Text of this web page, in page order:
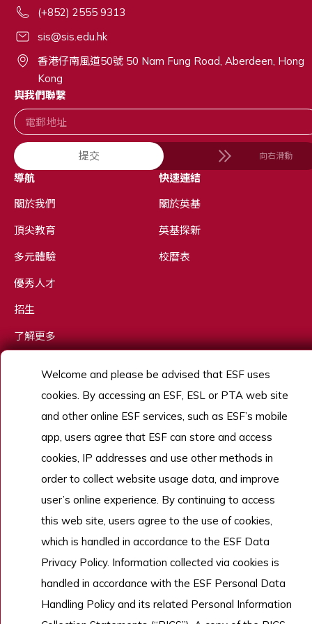
(+852) 2555 9313
sis@sis.edu.hk
香港仔南風道50號 50 Nam Fung Road, Aberdeen, Hong
Kong
與我們聯繫
提交 向右滑動
導航
關於我們
頂尖教育
多元體驗
優秀人才
招生
了解更多
快速連結
關於英基
英基探新
校曆表
Copyright © English Schools Foundation. Powered by ANGLIA.
網站地圖
Welcome and please be advised that ESF uses
cookies. By accessing an ESF, ESL or PTA web site
and other online ESF services, such as ESF’s mobile
app, users agree that ESF can store and access
cookies, IP addresses and use other methods in
order to collect website usage data, and improve
user’s online experience. By continuing to access
this web site, users agree to the use of cookies,
which is handled in accordance to the ESF Data
Privacy Policy. Information collected via cookies is
handled in accordance with the ESF Personal Data
Handling Policy and its related Personal Information